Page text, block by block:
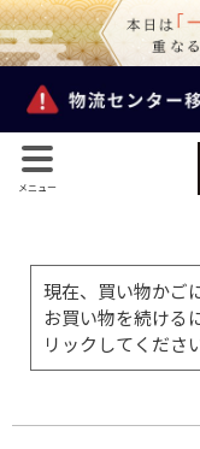
メニュー
現在、買い物かご
お買い物を続ける
リックしてくださ